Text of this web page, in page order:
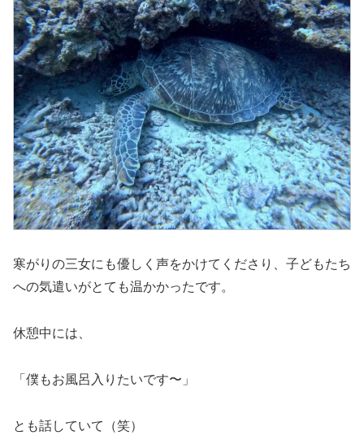
寒がりの三女にも優しく声をかけてくださり、子どもたち
への気遣いがとても温かかったです。
休憩中には、
「僕もお風呂入りたいです〜」
とも話していて（笑）